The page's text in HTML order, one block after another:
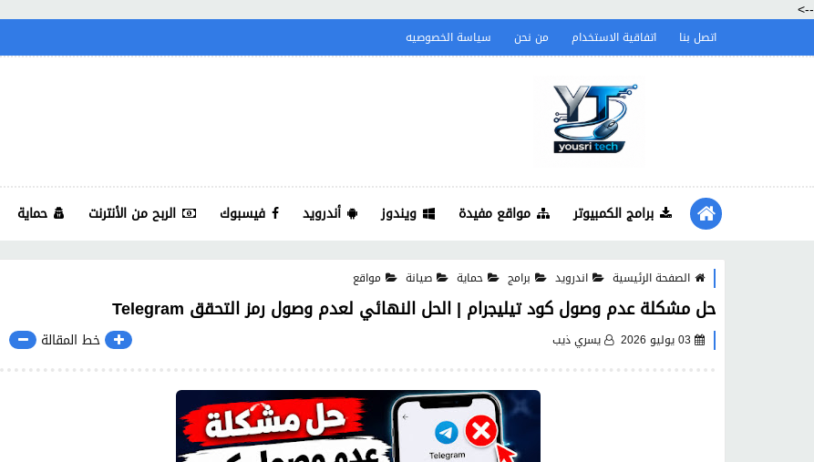
-->
اتصل بنا اتفاقية الاستخدام من نحن سياسة الخصوصيه
برامج الكمبيوتر مواقع مفيدة ويندوز أندرويد فيسبوك الربح من الأنترنت حماية
الصفحة الرئيسية اندرويد برامج حماية صيانة مواقع
حل مشكلة عدم وصول كود تيليجرام | الحل النهائي لعدم وصول رمز التحقق Telegram
03 يوليو 2026 يسري ذيب خط المقالة